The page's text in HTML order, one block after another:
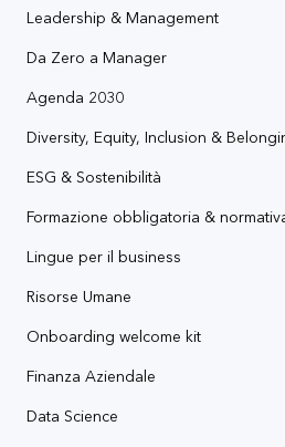
Leadership & Management
Da Zero a Manager
Agenda 2030
Diversity, Equity, Inclusion &
ESG & Sostenibilità
Formazione obbligatoria &
Lingue per il business
Risorse Umane
Onboarding welcome kit
Finanza Aziendale
Data Science